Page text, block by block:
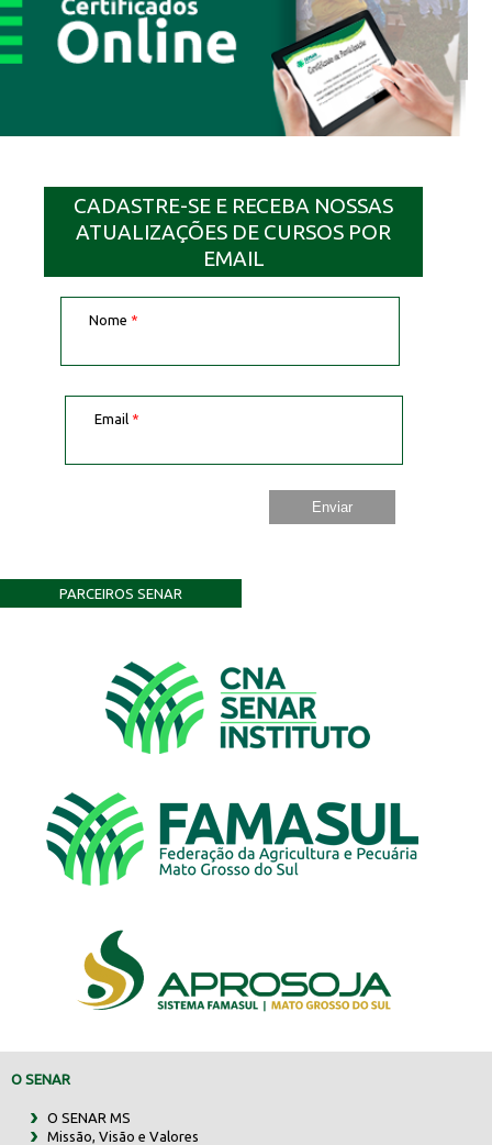
CADASTRE-SE E RECEBA NOSSAS
ATUALIZAÇÕES DE CURSOS POR
EMAIL
Nome *
Email *
PARCEIROS SENAR
O SENAR
O SENAR MS
Missão, Visão e Valores